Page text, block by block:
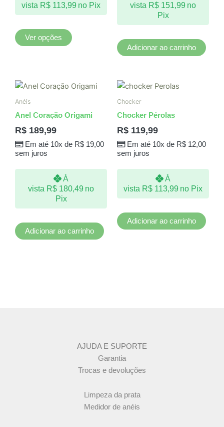
vista R$113,99 no Pix
Ver opções
escolhidas
página
vista R$151,99 no
Pix
Adicionar ao carrinho
Anéis
Anel Coração Origami
R$ 189,99
Em até 10x de R$19,00
sem juros
À
vista R$180,49 no
Pix
Adicionar ao carrinho
Chocker
Chocker Pérolas
R$ 119,99
Em até 10x de R$12,00
sem juros
À
vista R$113,99 no Pix
Adicionar ao carrinho
AJUDA E SUPORTE
Garantia
Trocas e devoluções
Limpeza da prata
Medidor de anéis